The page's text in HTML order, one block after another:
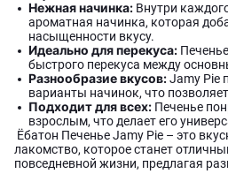
Нежная начинка: Внутри
ароматная начинка, которая
насыщенности вкусу.
Идеально для перекуса:
быстрого перекуса между
Разнообразие вкусов:Jamy Pie
варианты начинок, что
Подходит для всех: Печенье
взрослым, что делает его
Ёбатон Печенье Jamy Pie – это
лакомство, которое станет
повседневной жизни, предлагая